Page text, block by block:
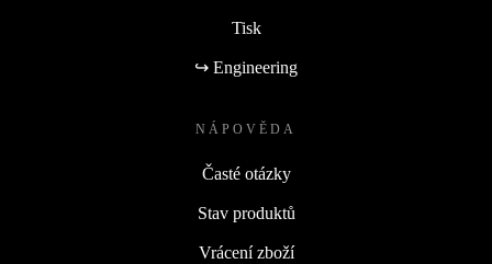
Tisk
↪ Engineering
NÁPOVĚDA
Časté otázky
Stav produktů
Vrácení zboží